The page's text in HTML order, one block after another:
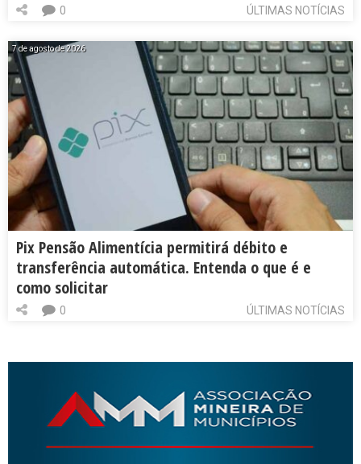
ÚLTIMAS NOTÍCIAS
0
7 de agosto de 2026
Pix Pensão Alimentícia permitirá débito e
transferência automática. Entenda o que é e
como solicitar
ÚLTIMAS NOTÍCIAS
0